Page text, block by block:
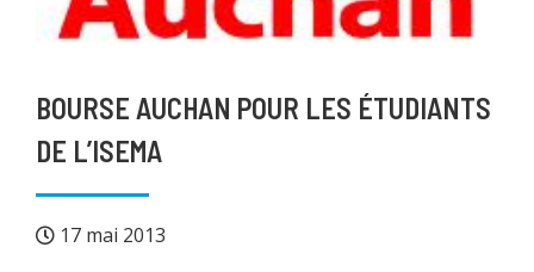
BOURSE AUCHAN POUR LES ÉTUDIANTS
DE L’ISEMA
17 mai 2013